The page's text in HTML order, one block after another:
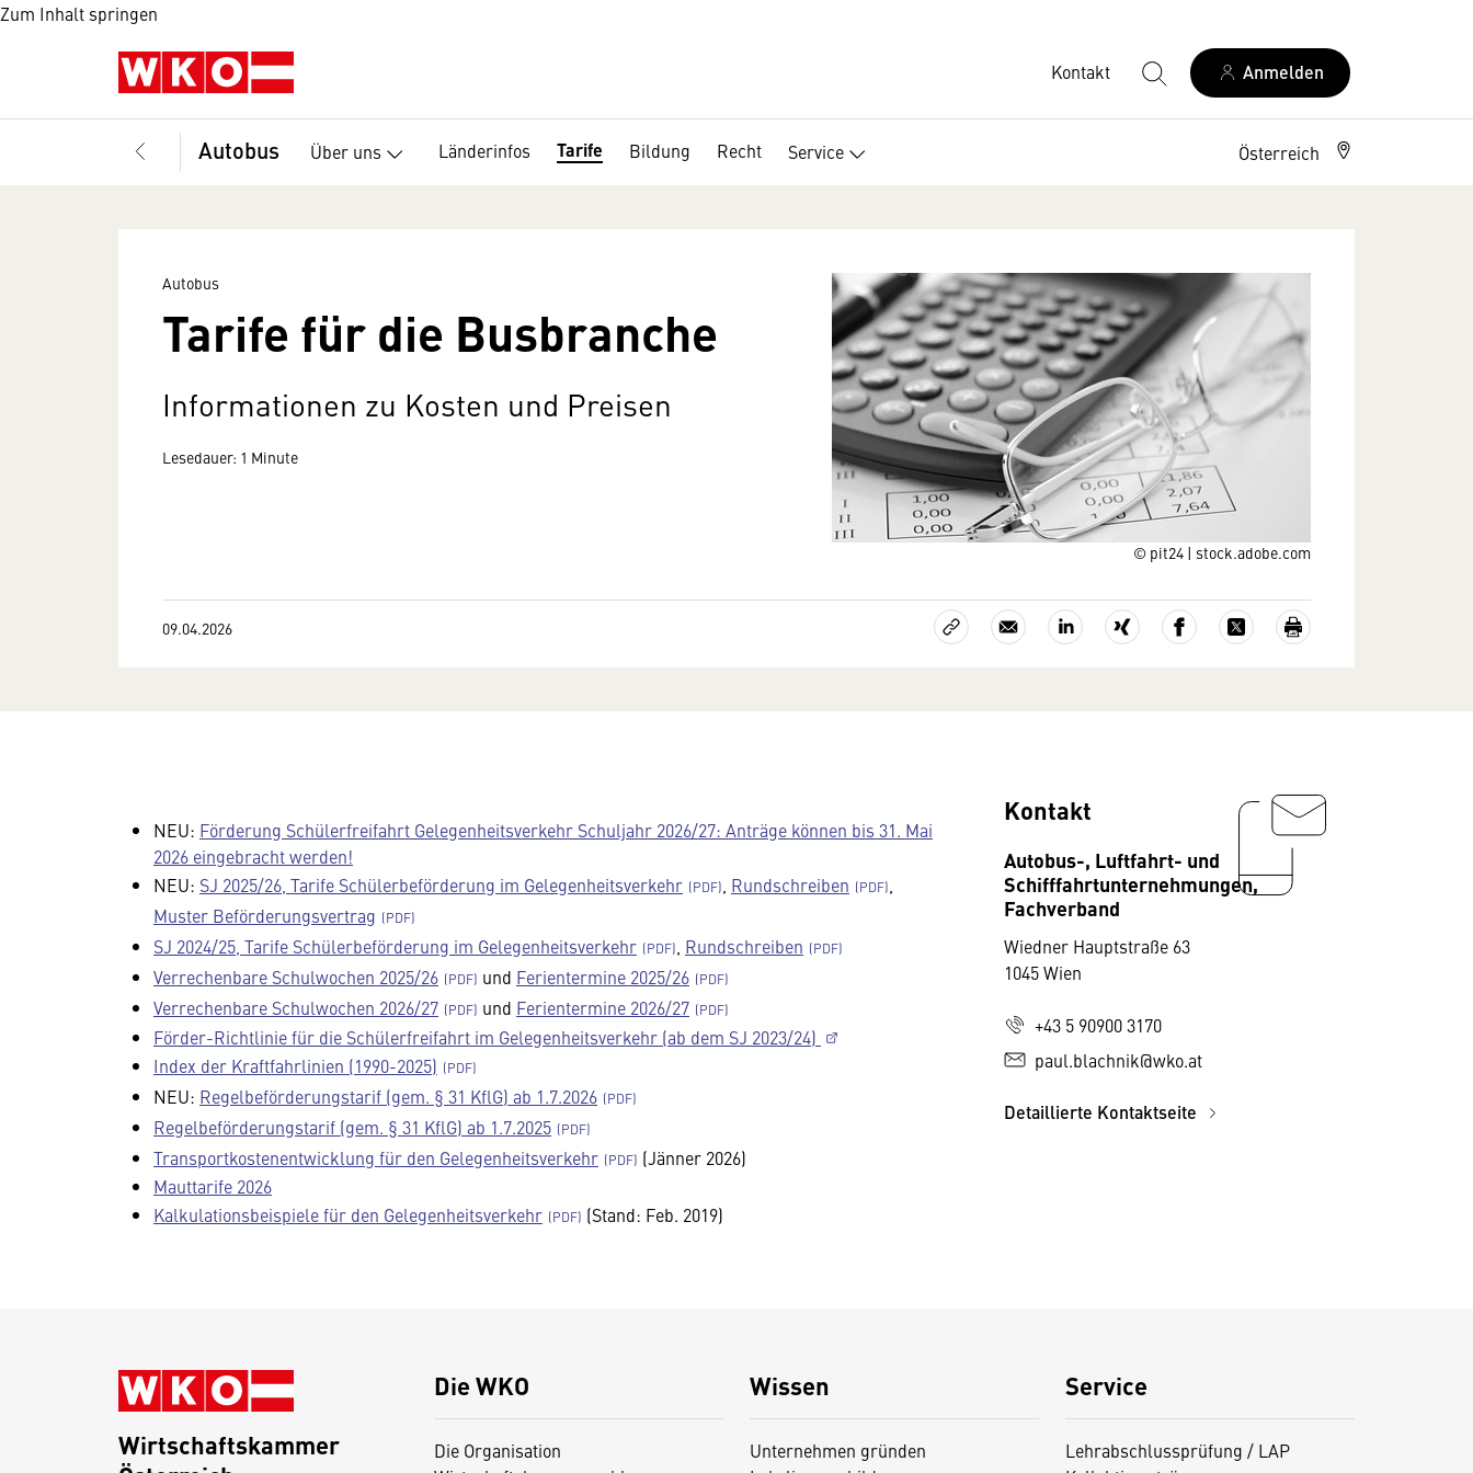
Zum Inhalt springen
Kontakt Anmelden
Autobus Über uns Länderinfos Tarife Bildung Recht Service Österreich
© pit24 | stock.adobe.com
Autobus
Tarife für die Busbranche
Informationen zu Kosten und Preisen
Lesedauer: 1 Minute
09.04.2026
NEU: Förderung Schülerfreifahrt Gelegenheitsverkehr Schuljahr 2026/27: Anträge können bis 31. Mai
2026 eingebracht werden!
NEU: SJ 2025/26, Tarife Schülerbeförderung im Gelegenheitsverkehr Rundschreiben
Muster Beförderungsvertrag
SJ 2024/25, Tarife Schülerbeförderung im Gelegenheitsverkehr
Rundschreiben
Verrechenbare Schulwochen 2025/26
und Ferientermine 2025/26
Verrechenbare Schulwochen 2026/27
und Ferientermine 2026/27
Förder-Richtlinie für die Schülerfreifahrt im Gelegenheitsverkehr (ab dem SJ 2023/24)
Index der Kraftfahrlinien (1990-2025)
NEU: Regelbeförderungstarif (gem. § 31 KflG) ab 1.7.2026
Regelbeförderungstarif (gem. § 31 KflG) ab 1.7.2025
Transportkostenentwicklung für den Gelegenheitsverkehr
(Jänner 2026)
Mauttarife 2026
Kalkulationsbeispiele für den Gelegenheitsverkehr
(Stand: Feb. 2019)
Kontakt
Autobus-, Luftfahrt- und
Schifffahrtunternehmungen,
Fachverband
Wiedner Hauptstraße 63
1045 Wien
+43 5 90900 3170
paul.blachnik@wko.at
Detaillierte Kontaktseite
Die WKO
Die Organisation
Wissen
Unternehmen gründen
Service
Lehrabschlussprüfung / LAP
Wirtschaftskammer